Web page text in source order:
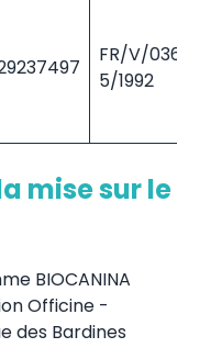
FR/V/
5/1992
mise sur le
BIOCANINA
Officine -
des Bardines